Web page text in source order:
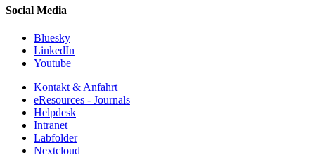
Social Media
Bluesky
LinkedIn
Youtube
Kontakt & Anfahrt
eResources - Journals
Helpdesk
Intranet
Labfolder
Nextcloud